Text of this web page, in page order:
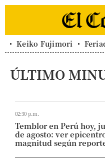
Keiko Fujimori
ÚLTIMO
02:30 p.m.
Temblor en Perú hoy,
de agosto: ver
magnitud según